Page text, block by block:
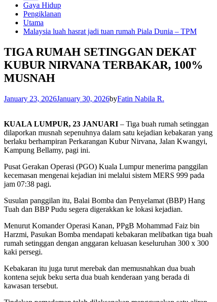
Gaya Hidup
Pengiklanan
Utama
Malaysia luah hasrat jadi tuan rumah Piala Dunia – TPM
TIGA RUMAH SETINGGAN DEKAT
KUBUR NIRVANA TERBAKAR, 100%
MUSNAH
January 23, 2026January 30, 2026byFatin Nabila R.
KUALA LUMPUR, 23 JANUARI – Tiga buah rumah setinggan
dilaporkan musnah sepenuhnya dalam satu kejadian kebakaran yang
berlaku berhampiran Perkarangan Kubur Nirvana, Jalan Kwangyi,
Kampung Bellamy, pagi ini.
Pusat Gerakan Operasi (PGO) Kuala Lumpur menerima panggilan
kecemasan mengenai kejadian ini melalui sistem MERS 999 pada
jam 07:38 pagi.
Susulan panggilan itu, Balai Bomba dan Penyelamat (BBP) Hang
Tuah dan BBP Pudu segera digerakkan ke lokasi kejadian.
Menurut Komander Operasi Kanan, PPgB Mohammad Faiz bin
Harzmi, Pasukan Bomba mendapati kebakaran melibatkan tiga buah
rumah setinggan dengan anggaran keluasan keseluruhan 300 x 300
kaki persegi.
Kebakaran itu juga turut merebak dan memusnahkan dua buah
kontena sejuk beku serta dua buah kenderaan yang berada di
kawasan tersebut.